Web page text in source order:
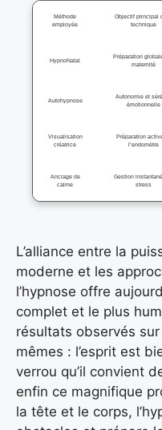
Méthode
employée
Objectif principal
technique
HypnoNatal
Préparation
maternité
Autohypnose
Autonomie et
émotionnelle
Visualisation
créatrice
Préparation
l’endomètre
Ancrage de
calme
Gestion
stress
L’alliance entre la
moderne et les
l’hypnose offre
complet et le plus
résultats observés
mêmes : l’esprit est
verrou qu’il convient
enfin ce magnifique
la tête et le corps,